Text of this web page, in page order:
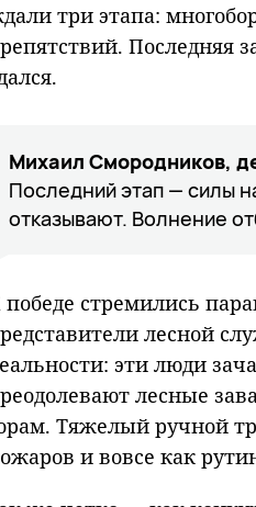
три этапа:
Последняя
Михаил Смородников,
Последний этап — силы
отказывают. Волнение
победе стремились
лесной
эти люди
лесные
Тяжелый ручной
и вовсе как